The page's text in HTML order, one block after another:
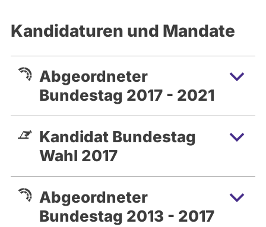
Kandidaturen und Mandate
Abgeordneter
Bundestag 2017 - 2021
Kandidat Bundestag
Wahl 2017
Abgeordneter
Bundestag 2013 - 2017